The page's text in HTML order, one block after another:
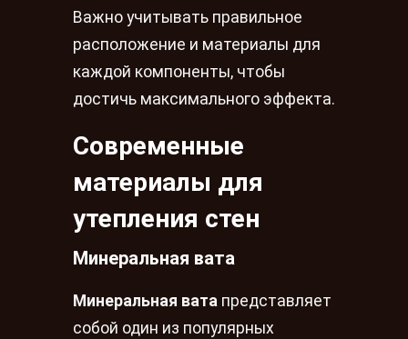
Важно учитывать правильное
расположение и материалы для
каждой компоненты, чтобы
достичь максимального эффекта.
Современные
материалы для
утепления стен
Минеральная вата
Минеральная вата представляет
собой один из популярных